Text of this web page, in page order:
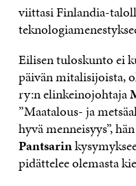
viittasi Finlandia-
Eilisen tuloskunto ei
päivän mitalisijoista,
ry:n elinkeinojohtaja
”Maatalous- ja
hyvä menneisyys”,
Pantsarin
pidättelee olemasta